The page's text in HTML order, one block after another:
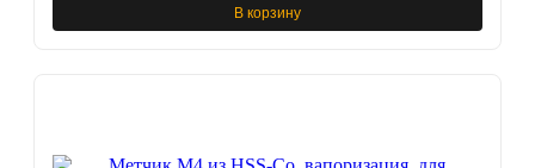
В корзину